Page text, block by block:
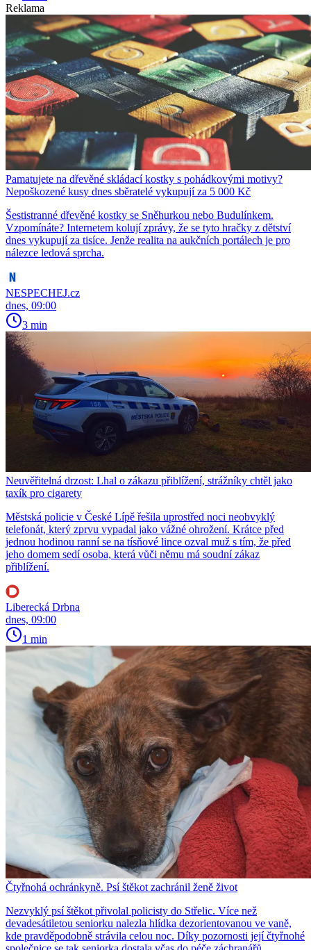
Reklama
Pamatujete na dřevěné skládací kostky s pohádkovými motivy?
Nepoškozené kusy dnes sběratelé vykupují za 5 000 Kč
Šestistranné dřevěné kostky se Sněhurkou nebo Budulínkem.
Vzpomínáte? Internetem kolují zprávy, že se tyto hračky z dětství
dnes vykupují za tisíce. Jenže realita na aukčních portálech je pro
nálezce ledová sprcha.
NESPECHEJ.cz
dnes, 09:00
3 min
Neuvěřitelná drzost: Lhal o zákazu přiblížení, strážníky chtěl jako
taxík pro cigarety
Městská policie v České Lípě řešila uprostřed noci neobvyklý
telefonát, který zprvu vypadal jako vážné ohrožení. Krátce před
jednou hodinou ranní se na tísňové lince ozval muž s tím, že před
jeho domem sedí osoba, která vůči němu má soudní zákaz
přiblížení.
Liberecká Drbna
dnes, 09:00
1 min
Čtyřnohá ochránkyně. Psí štěkot zachránil ženě život
Nezvyklý psí štěkot přivolal policisty do Střelic. Více než
devadesátiletou seniorku nalezla hlídka dezorientovanou ve vaně,
kde pravděpodobně strávila celou noc. Díky pozornosti její čtyřnohé